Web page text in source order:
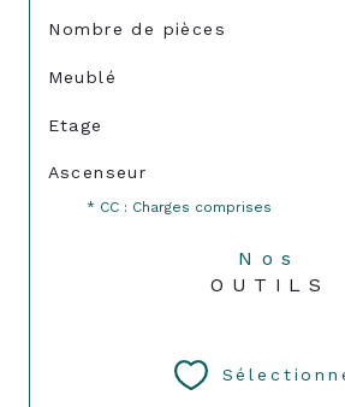
Nombre de pièces
Meublé
Etage
Ascenseur
* CC : Charges comprises
Nos
OUTILS